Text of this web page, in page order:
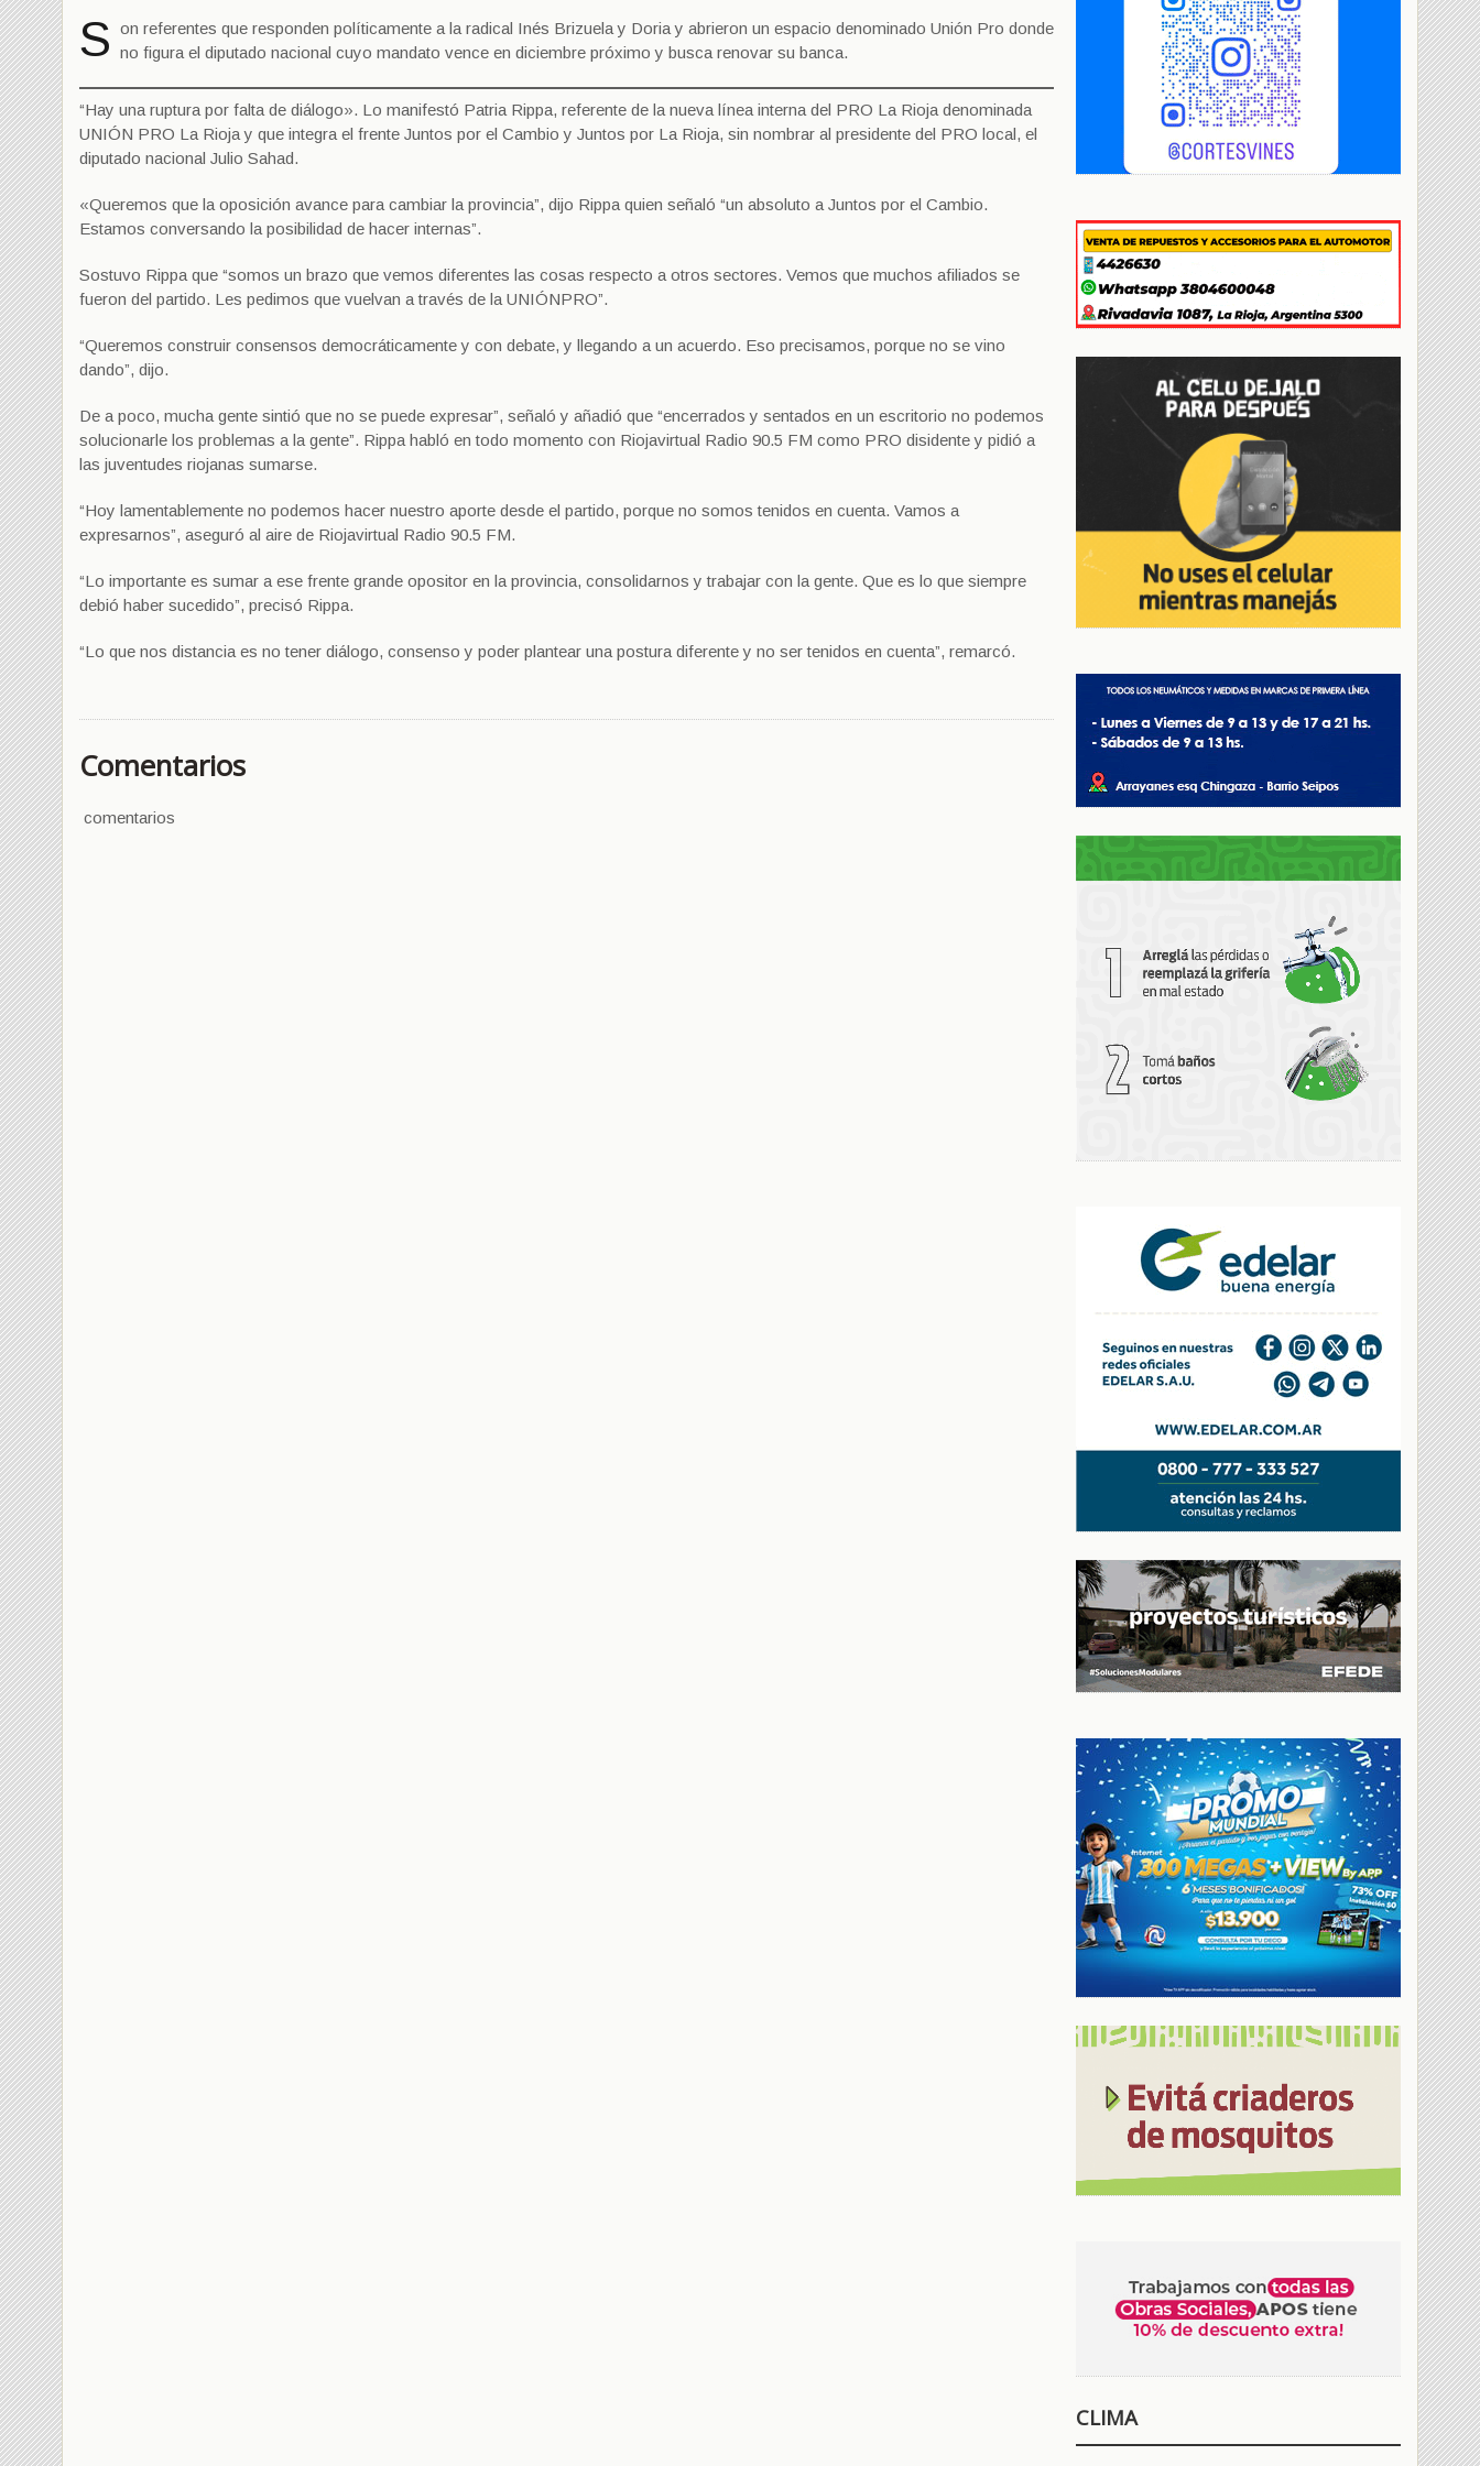
S on referentes que responden políticamente a la radical Inés Brizuela y Doria y abrieron un espacio denominado Unión Pro donde
no figura el diputado nacional cuyo mandato vence en diciembre próximo y busca renovar su banca.
“Hay una ruptura por falta de diálogo». Lo manifestó Patria Rippa, referente de la nueva línea interna del PRO La Rioja denominada
UNIÓN PRO La Rioja y que integra el frente Juntos por el Cambio y Juntos por La Rioja, sin nombrar al presidente del PRO local, el
diputado nacional Julio Sahad.
«Queremos que la oposición avance para cambiar la provincia”, dijo Rippa quien señaló “un absoluto a Juntos por el Cambio.
Estamos conversando la posibilidad de hacer internas”.
Sostuvo Rippa que “somos un brazo que vemos diferentes las cosas respecto a otros sectores. Vemos que muchos afiliados se
fueron del partido. Les pedimos que vuelvan a través de la UNIÓNPRO”.
“Queremos construir consensos democráticamente y con debate, y llegando a un acuerdo. Eso precisamos, porque no se vino
dando”, dijo.
De a poco, mucha gente sintió que no se puede expresar”, señaló y añadió que “encerrados y sentados en un escritorio no podemos
solucionarle los problemas a la gente”. Rippa habló en todo momento con Riojavirtual Radio 90.5 FM como PRO disidente y pidió a
las juventudes riojanas sumarse.
“Hoy lamentablemente no podemos hacer nuestro aporte desde el partido, porque no somos tenidos en cuenta. Vamos a
expresarnos”, aseguró al aire de Riojavirtual Radio 90.5 FM.
“Lo importante es sumar a ese frente grande opositor en la provincia, consolidarnos y trabajar con la gente. Que es lo que siempre
debió haber sucedido”, precisó Rippa.
“Lo que nos distancia es no tener diálogo, consenso y poder plantear una postura diferente y no ser tenidos en cuenta”, remarcó.
Comentarios
comentarios
CLIMA